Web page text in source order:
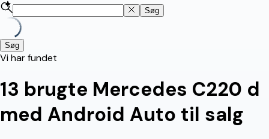
Søg
Søg
Vi har fundet
13 brugte Mercedes C220 d
med Android Auto til salg